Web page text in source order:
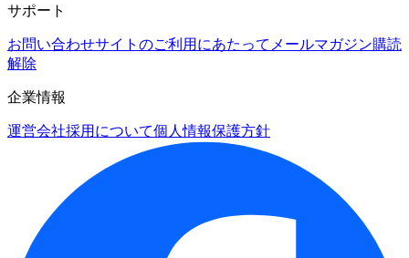
サポート
お問い合わせサイトのご利用にあたって メールマガジン購読
解除
企業情報
運営会社採用について個人情報保護方針